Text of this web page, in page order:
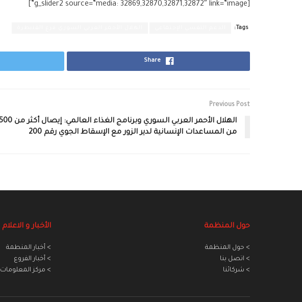
[g_slider2 source=”media: 32869,32870,32871,32872″ link=”image”]
Tags:
Share
Previous Post
من المساعدات الإنسانية لدير الزور مع الإسقاط الجوي رقم 200
حول المنظمة
> حول المنظمة
> اتصل بنا
> شركائنا
الأخبار و الاعلام
> أخبار المنطمة
> أخبار الفروع
> مركز المعلومات